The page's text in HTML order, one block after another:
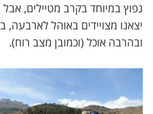
נפוץ במיוחד בקרב מטיילים,
יצאנו מצויידים באוהל
ובהרבה אוכל (וכמובן מצב רוח).